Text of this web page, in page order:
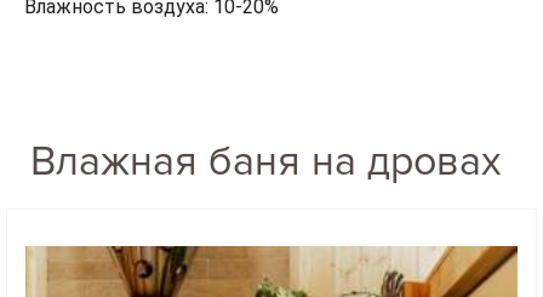
Влажность воздуха: 10-20%
Влажная баня на дровах